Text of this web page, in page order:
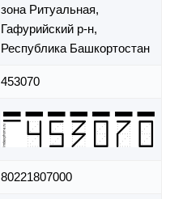
зона Ритуальная,
Гафурийский р-н,
Республика Башкортостан
453070
80221807000